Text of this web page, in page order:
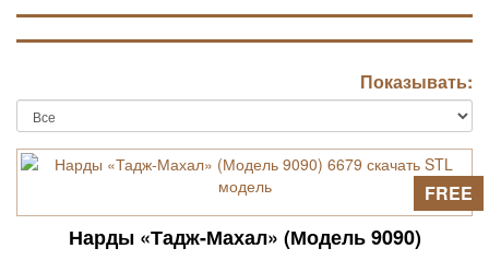
Показывать:
Нарды «Тадж-Махал» (Модель 9090)
FREE